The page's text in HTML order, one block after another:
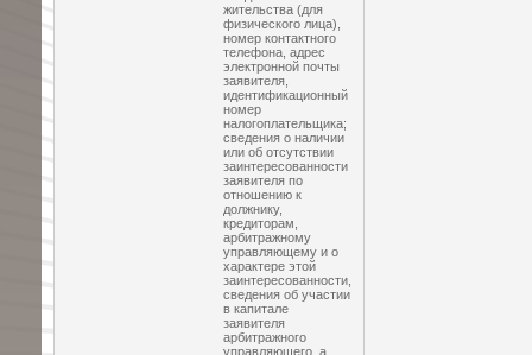
жительства (для
физического лица),
номер контактного
телефона, адрес
электронной почты
заявителя,
идентификационный
номер
налогоплательщика;
сведения о наличии
или об отсутствии
заинтересованности
заявителя по
отношению к
должнику,
кредиторам,
арбитражному
управляющему и о
характере этой
заинтересованности,
сведения об участии
в капитале
заявителя
арбитражного
управляющего, а